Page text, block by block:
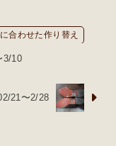
合わせた作り替え
3/10
21〜2/28